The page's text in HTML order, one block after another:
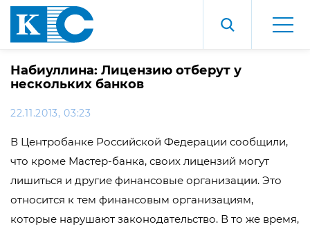
Набиуллина: Лицензию отберут у
нескольких банков
22.11.2013, 03:23
В Центробанке Российской Федерации сообщили,
что кроме Мастер-банка, своих лицензий могут
лишиться и другие финансовые организации. Это
относится к тем финансовым организациям,
которые нарушают законодательство. В то же время,